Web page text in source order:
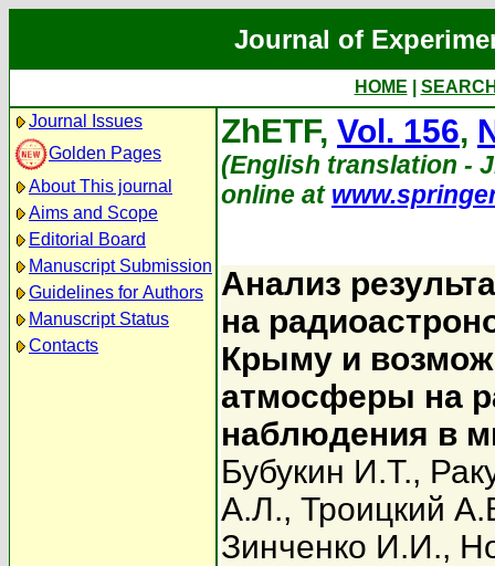
Journal of
HOME
Journal Issues
Golden Pages
About This journal
Aims and Scope
Editorial Board
Manuscript Submission
Guidelines for Authors
Manuscript Status
Contacts
ZhETF, Vol. 156,
(English translation -
online at
Анализ
на
Крыму и
атмосферы на
наблюдения в
Бубукин И.Т.,
А.Л., Троицкий
Зинченко И.И.,